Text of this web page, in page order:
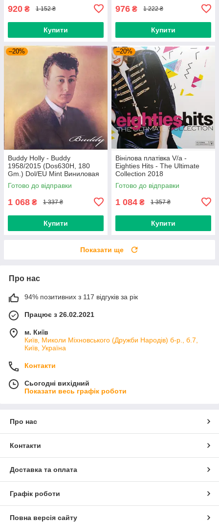
920 ₴ 1 152 ₴
Купити
976 ₴ 1 222 ₴
Купити
–20%
Buddy Holly - Buddy
1958/2015 (Dos630H, 180
Gm.) Dol/EU Mint Виниловая
пластинка (art.234454)
Готово до відправки
1 068 ₴ 1 337 ₴
Купити
–20%
Вінілова платівка V/a -
Eighties Hits - The Ultimate
Collection 2018
(0190758737713) Sony
Music/EU Mint
Готово до відправки
1 084 ₴ 1 357 ₴
Купити
Показати ще
Про нас
94% позитивних з 117 відгуків за рік
Працює з 26.02.2021
м. Київ
Київ, Миколи Міхновського (Дружби Народів) б-р., б.7,
Київ, Україна
Контакти
Сьогодні вихідний
Показати весь графік роботи
Про нас
Контакти
Доставка та оплата
Графік роботи
Повна версія сайту